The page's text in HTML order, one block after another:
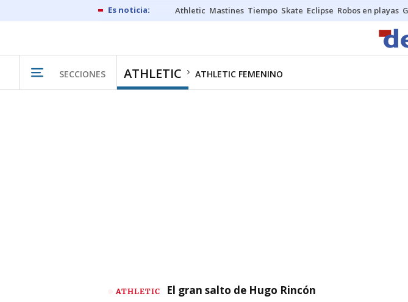
Athletic Mastines Tiempo Skate Eclipse Robos en playas
SECCIONES ATHLETIC ATHLETIC FEMENINO
ATHLETIC El gran salto de Hugo Rincón